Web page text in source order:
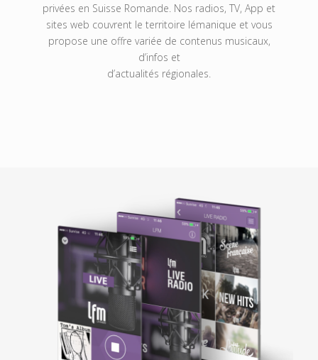
privées en Suisse Romande. Nos radios, TV, App et
sites web couvrent le territoire lémanique et vous
propose une offre variée de contenus musicaux,
d’infos et
d’actualités régionales.